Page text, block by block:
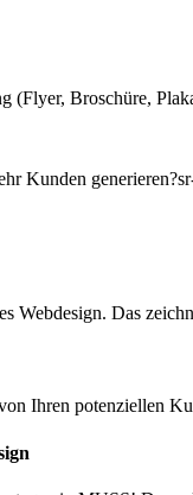
(Flyer, Broschüre,
Kunden generieren?
Webdesign. Das
Ihren potenziellen